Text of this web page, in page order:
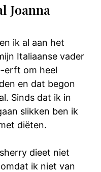
Joanna
ik al aan het
Italiaanse vader
erft om heel
en dat begon
Sinds dat ik in
slikken ben ik
diëten.
dieet niet
ik niet van